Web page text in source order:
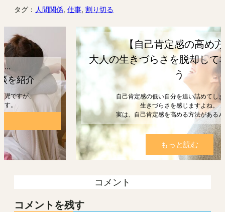
タグ： 人間関係, 仕事, 割り切る
【自己肯定感の高め方】
大人の生きづらさを脱却して幸せになろ
う
自己肯定感の低い自分を追い詰めてしまうと、
生きづらさを感じますよね。
実は、自己肯定感を高める方法があるんです。
もっと読む
コメント
コメントを残す